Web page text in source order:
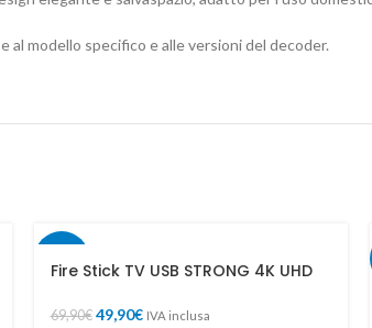
modello specifico e alle versioni del decoder.
Fire Stick TV USB STRONG 4K UHD
69,90€ 49,90€ IVA inclusa